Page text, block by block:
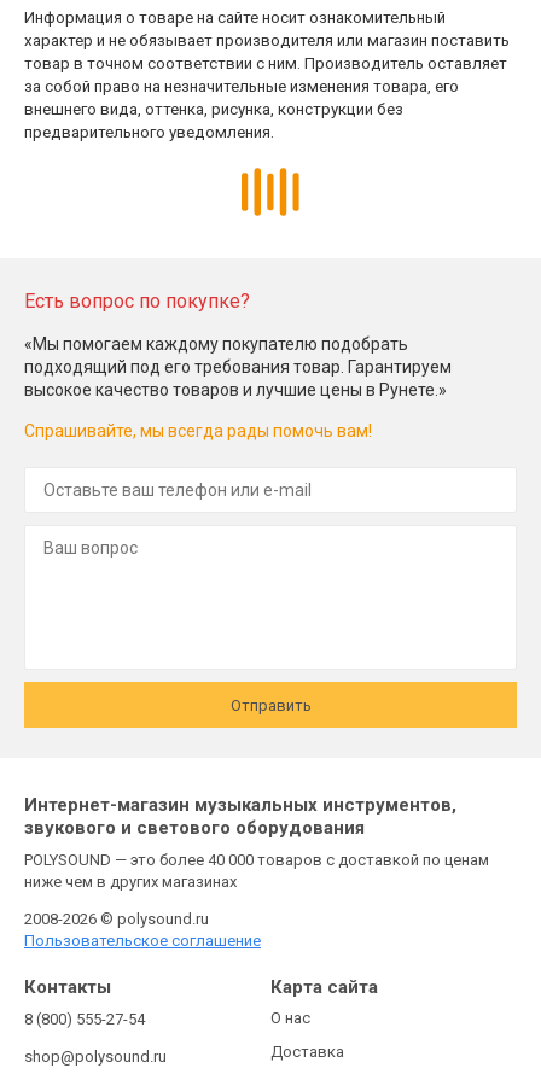
Информация о товаре на сайте носит ознакомительный
характер и не обязывает производителя или магазин поставить
товар в точном соответствии с ним. Производитель оставляет
за собой право на незначительные изменения товара, его
внешнего вида, оттенка, рисунка, конструкции без
предварительного уведомления.
Есть вопрос по покупке?
«Мы помогаем каждому покупателю подобрать
подходящий под его требования товар. Гарантируем
высокое качество товаров и лучшие цены в Рунете.»
Спрашивайте, мы всегда рады помочь вам!
Отправить
Интернет-магазин музыкальных инструментов,
звукового и светового оборудования
POLYSOUND — это более 40 000 товаров с доставкой по ценам
ниже чем в других магазинах
2008-2026 © polysound.ru
Пользовательское соглашение
Контакты
8 (800) 555-27-54
shop@polysound.ru
Карта сайта
О нас
Доставка